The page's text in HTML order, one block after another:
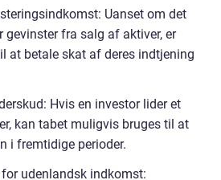
Uanset om det
gevinster fra salg af aktiver, er
at betale skat af deres indtjening
Hvis en investor lider et
kan tabet muligvis bruges til at
i fremtidige perioder.
udenlandsk indkomst: